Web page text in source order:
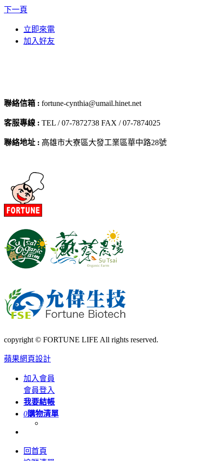
下一頁
立即來電
加入好友
聯絡信箱 : fortune-cynthia@umail.hinet.net
客服專線 : TEL / 07-7872738 FAX / 07-7874025
聯絡地址 : 高雄市大寮區大發工業區華中路28號
copyright © FORTUNE LIFE All rights reserved.
蘋果網頁設計
加入會員
會員登入
我要結帳
0購物清單
回首頁